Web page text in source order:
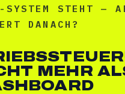
STEHT —
DANACH?
MEHR